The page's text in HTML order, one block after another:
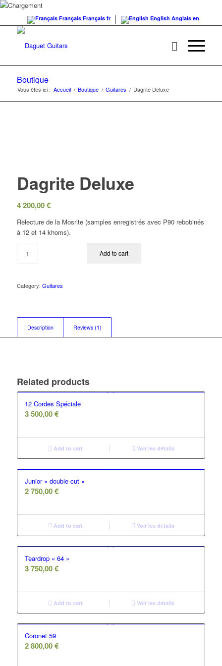
Français Français fr English Anglais en
Boutique
Vous êtes ici : Accueil / Boutique / Guitares / Dagrite Deluxe
Dagrite Deluxe
4 200,00€
Relecture de la Mosrite (samples enregistrés avec P90 rebobinés
à 12 et 14 khoms).
Add to cart
Category: Guitares
Description Reviews (1)
Related products
12 Cordes Spéciale
3 500,00€
Add to cart Voir les détails
Junior « double cut »
2 750,00€
Add to cart Voir les détails
Teardrop « 64 »
3 750,00€
Add to cart Voir les détails
Coronet 59
2 800,00€